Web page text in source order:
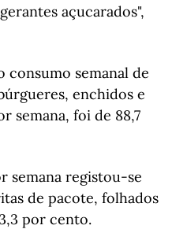
açucarados",
consumo semanal de
enchidos e
semana, foi de 88,7
semana registou-se
de pacote, folhados
por cento.